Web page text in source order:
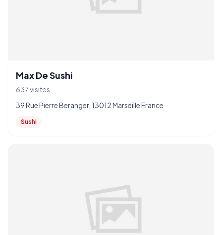
Max De Sushi
637 visites
39 Rue Pierre Beranger, 13012 Marseille France
Sushi